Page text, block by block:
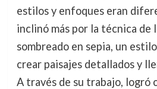
estilos y enfoques eran
inclinó más por la técnica de
sombreado en sepia, un
crear paisajes detallados y
A través de su trabajo, logró